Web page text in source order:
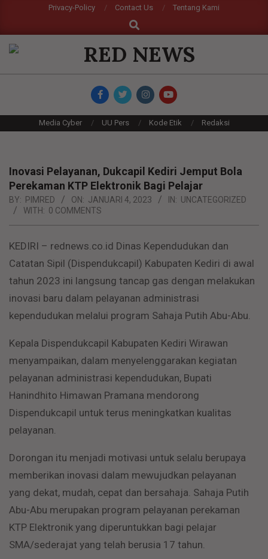
content
Privacy-Policy Contact Us
Tentang Kami
Search
RED
Media Cyber UU Pers Kode Etik Redaksi
Inovasi Pelayanan, Dukcapil Kediri Jemput Bola
Perekaman KTP Elektronik Bagi Pelajar
BY: PIMRED ON: JANUARI 4, 2023 IN: UNCATEGORIZED
WITH: 0 COMMENTS
KEDIRI – rednews.co.id Dinas Kependudukan dan
Catatan Sipil (Dispendukcapil) Kabupaten Kediri di awal
tahun 2023 ini langsung tancap gas dengan melakukan
inovasi baru dalam pelayanan administrasi
kependudukan melalui program Sahaja Putih Abu-Abu.
Kepala Dispendukcapil Kabupaten Kediri Wirawan
menyampaikan, dalam menyelenggarakan kegiatan
pelayanan administrasi kependudukan, Bupati
Hanindhito Himawan Pramana mendorong
Dispendukcapil untuk terus meningkatkan kualitas
pelayanan.
Dorongan itu menjadi motivasi untuk selalu berupaya
memberikan inovasi dalam mewujudkan pelayanan
yang dekat, mudah, cepat dan bersahaja. Sahaja Putih
Abu-Abu merupakan program pelayanan perekaman
KTP Elektronik yang diperuntukkan bagi pelajar
SMA/sederajat yang telah berusia 17 tahun.